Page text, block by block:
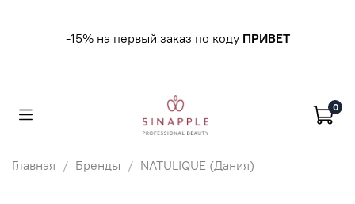
-15% на первый заказ по коду ПРИВЕТ
0
Главная Бренды NATULIQUE (Дания)